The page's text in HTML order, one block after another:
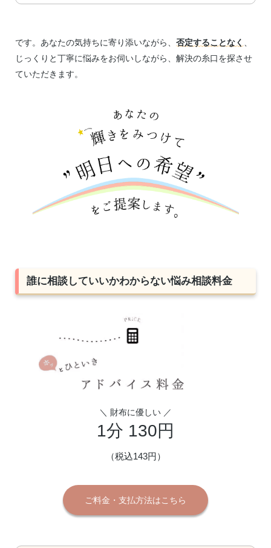
です。あなたの気持ちに寄り添いながら、 否定することなく 、
じっくりと丁寧に悩みをお伺いしながら、解決の糸口を探させ
ていただきます。
誰に相談していいかわからない悩み相談料金
＼ 財布に優しい ／
1分 130円
（税込143円）
ご料金・支払方法はこちら